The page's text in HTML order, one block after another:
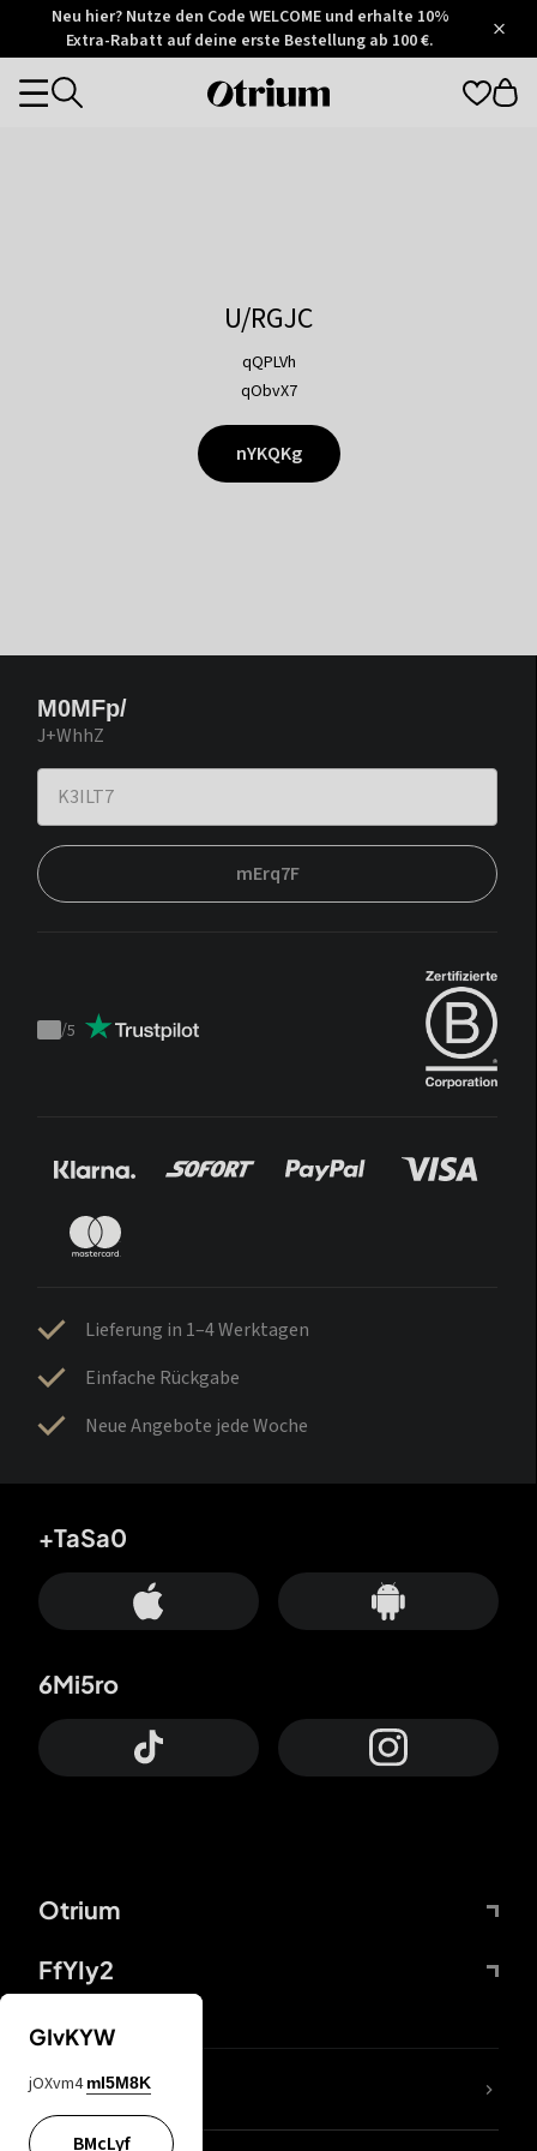
Otrium
Trustpilot
Neu hier? Nutze den Code WELCOME und erhalte 10%
Extra-Rabatt auf deine erste Bestellung ab 100 €.
Otrium
Categories
U/RGJC
qQPLVh
qObvX7
nYKQKg
M0MFp/
J+WhhZ
mErq7F
Trustpilot
/5
Lieferung in 1–4 Werktagen
Einfache Rückgabe
Neue Angebote jede Woche
Otrium
FfYIy2
+TaSa0
6Mi5ro
DDcvSo
GIvKYW
jOXvm4 mI5M8K
BMcLyf